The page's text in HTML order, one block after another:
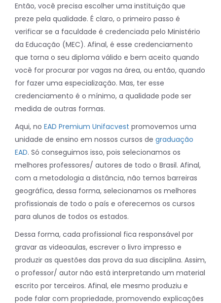
Então, você precisa escolher uma instituição que
preze pela qualidade. É claro, o primeiro passo é
verificar se a faculdade é credenciada pelo Ministério
da Educação (MEC). Afinal, é esse credenciamento
que torna o seu diploma válido e bem aceito quando
você for procurar por vagas na área, ou então, quando
for fazer uma especialização. Mas, ter esse
credenciamento é o mínimo, a qualidade pode ser
medida de outras formas.
Aqui, no EAD Premium Unifacvest promovemos uma
unidade de ensino em nossos cursos de graduação
EAD. Só conseguimos isso, pois selecionamos os
melhores professores/ autores de todo o Brasil. Afinal,
com a metodologia a distância, não temos barreiras
geográfica, dessa forma, selecionamos os melhores
profissionais de todo o país e oferecemos os cursos
para alunos de todos os estados.
Dessa forma, cada profissional fica responsável por
gravar as videoaulas, escrever o livro impresso e
produzir as questões das prova da sua disciplina. Assim,
o professor/ autor não está interpretando um material
escrito por terceiros. Afinal, ele mesmo produziu e
pode falar com propriedade, promovendo explicações